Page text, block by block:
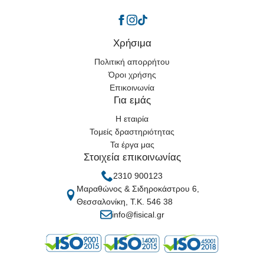
Χρήσιμα
Πολιτική απορρήτου
Όροι χρήσης
Επικοινωνία
Για εμάς
Η εταιρία
Τομείς δραστηριότητας
Τα έργα μας
Στοιχεία επικοινωνίας
2310 900123
Μαραθώνος & Σιδηροκάστρου 6,
Θεσσαλονίκη, Τ.Κ. 546 38
info@fisical.gr